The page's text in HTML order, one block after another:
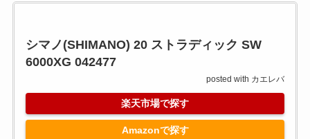
シマノ(SHIMANO) 20 ストラディック SW
6000XG 042477
posted with カエレバ
楽天市場で探す
Amazonで探す